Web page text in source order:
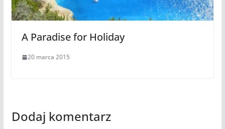
A Paradise for Holiday
20 marca 2015
Dodaj komentarz